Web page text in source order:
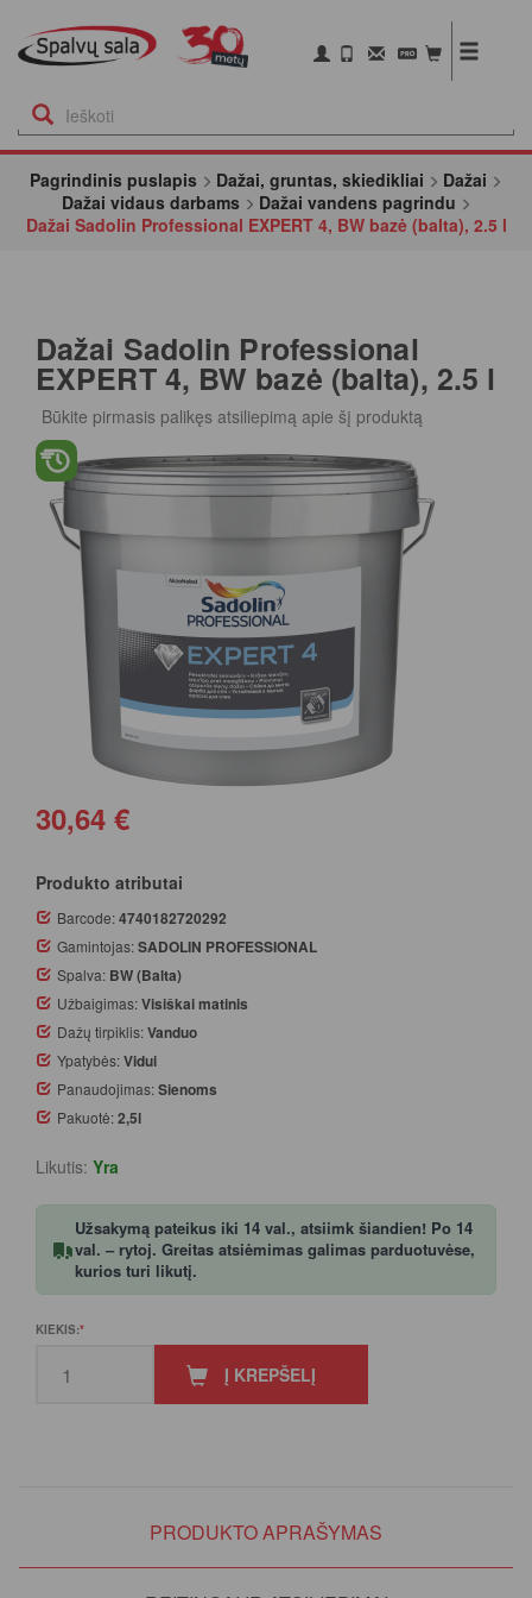
Pagrindinis puslapis Dažai, gruntas, skiedikliai
Dažai
Dažai vidaus darbams
Dažai vandens pagrindu
Dažai Sadolin Professional EXPERT 4, BW bazė (balta), 2.5 l
Dažai Sadolin Professional
EXPERT 4, BW bazė (balta), 2.5 l
Būkite pirmasis palikęs atsiliepimą apie šį produktą
30,64 €
Produkto atributai
Barcode:4740182720292
Gamintojas:SADOLIN PROFESSIONAL
Spalva: BW (Balta)
Užbaigimas:Visiškai matinis
Dažų tirpiklis:Vanduo
Ypatybės:Vidui
Panaudojimas:Sienoms
Pakuotė:2,5l
Likutis: Yra
Užsakymą pateikus iki 14 val., atsiimk šiandien! Po 14
val. – rytoj. Greitas atsiėmimas galimas parduotuvėse,
kurios turi likutį.
KIEKIS:
Į KREPŠELĮ
PRODUKTO APRAŠYMAS